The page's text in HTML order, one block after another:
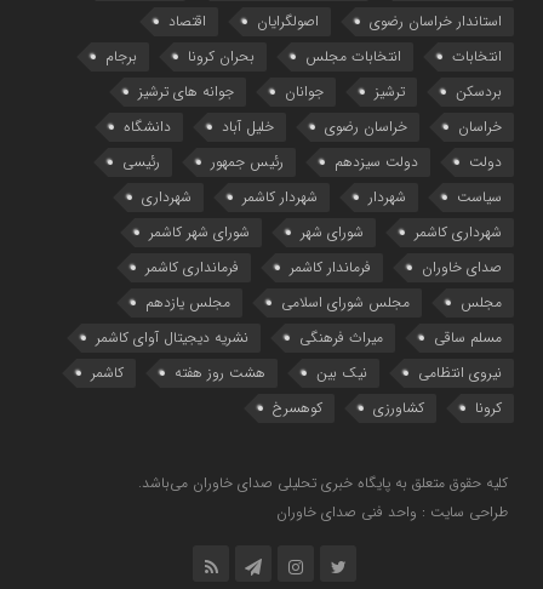
استاندار خراسان رضوی
اصولگرایان
اقتصاد
انتخابات
انتخابات مجلس بحران کرونا
برجام
بردسکن
ترشیز جوانان
جوانه های ترشیز
خراسان
خراسان رضوی خلیل آباد
دانشگاه
دولت
دولت سیزدهم رئیس جمهور
رئیسی
سیاست
شهردار شهردار کاشمر
شهرداری
شهرداری کاشمر
شورای شهر
شورای شهر کاشمر
صدای خاوران
فرماندار کاشمر
فرمانداری کاشمر
مجلس
مجلس شورای اسلامی
مجلس یازدهم
مسلم ساقی
میراث فرهنگی
نشریه دیجیتال آوای کاشمر
نیروی انتظامی
نیک بین هشت روز هفته
کاشمر
کرونا
کشاورزی کوهسرخ
کلیه حقوق متعلق به پایگاه خبری تحلیلی صدای خاوران می‌باشد.
طراحی سایت : واحد فنی صدای خاوران